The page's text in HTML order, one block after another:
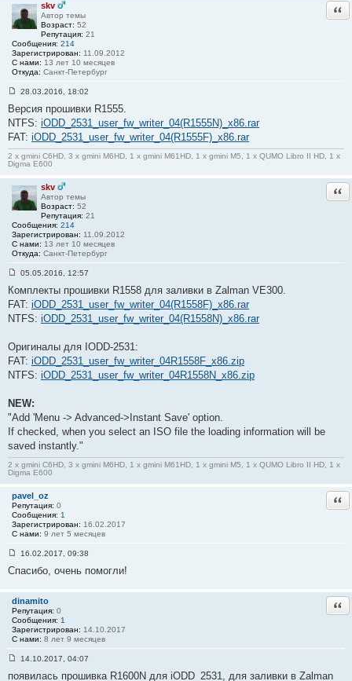
1
skv
Автор темы
Возраст: 52
Репутация: 21
Сообщения: 214
Зарегистрирован: 11.09.2012
С нами: 13 лет 10 месяцев
Откуда: Санкт-Петербург
о
о
б
щ
н
и
2
28.03.2016, 18:02
Версия прошивки R1555.
NTFS: iODD_2531_user_fw_writer_04(R1555N)_x86.rar
FAT: iODD_2531_user_fw_writer_04(R1555F)_x86.rar
2 x gmini C6HD, 3 x gmini M6HD, 1 x gmini M61HD, 1 x gmini M5, 1 x QUMO Libro II HD, 1 x
Digma E600
skv
Автор темы
Возраст: 52
Репутация: 21
Сообщения: 214
Зарегистрирован: 11.09.2012
С нами: 13 лет 10 месяцев
Откуда: Санкт-Петербург
о
о
б
щ
и
е
#
3
05.05.2016, 12:57
Комплекты прошивки R1558 для заливки в Zalman VE300.
FAT: iODD_2531_user_fw_writer_04(R1558F)_x86.rar
NTFS: iODD_2531_user_fw_writer_04(R1558N)_x86.rar
Оригиналы для IODD-2531:
FAT: iODD_2531_user_fw_writer_04R1558F_x86.zip
NTFS: iODD_2531_user_fw_writer_04R1558N_x86.zip
NEW:
"Add 'Menu -> Advanced->Instant Save' option.
If checked, when you select an ISO file the loading information will be
saved instantly."
2 x gmini C6HD, 3 x gmini M6HD, 1 x gmini M61HD, 1 x gmini M5, 1 x QUMO Libro II HD, 1 x
Digma E600
pavel_oz
Репутация: 0
Сообщения: 1
Зарегистрирован: 16.02.2017
С нами: 9 лет 5 месяцев
о
щ
н
е
16.02.2017, 09:38
Спасибо, очень помогли!
dinamito
Репутация: 0
Сообщения: 1
Зарегистрирован: 14.10.2017
С нами: 8 лет 9 месяцев
о
14.10.2017, 04:07
появилась прошивка R1600N для iODD_2531, для заливки в Zalman